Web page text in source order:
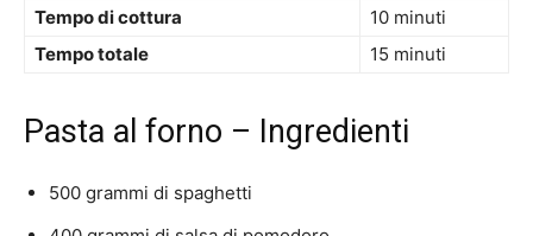
Tempo di cottura
10 minuti
Tempo totale
15 minuti
Pasta al forno – Ingredienti
500 grammi di spaghetti